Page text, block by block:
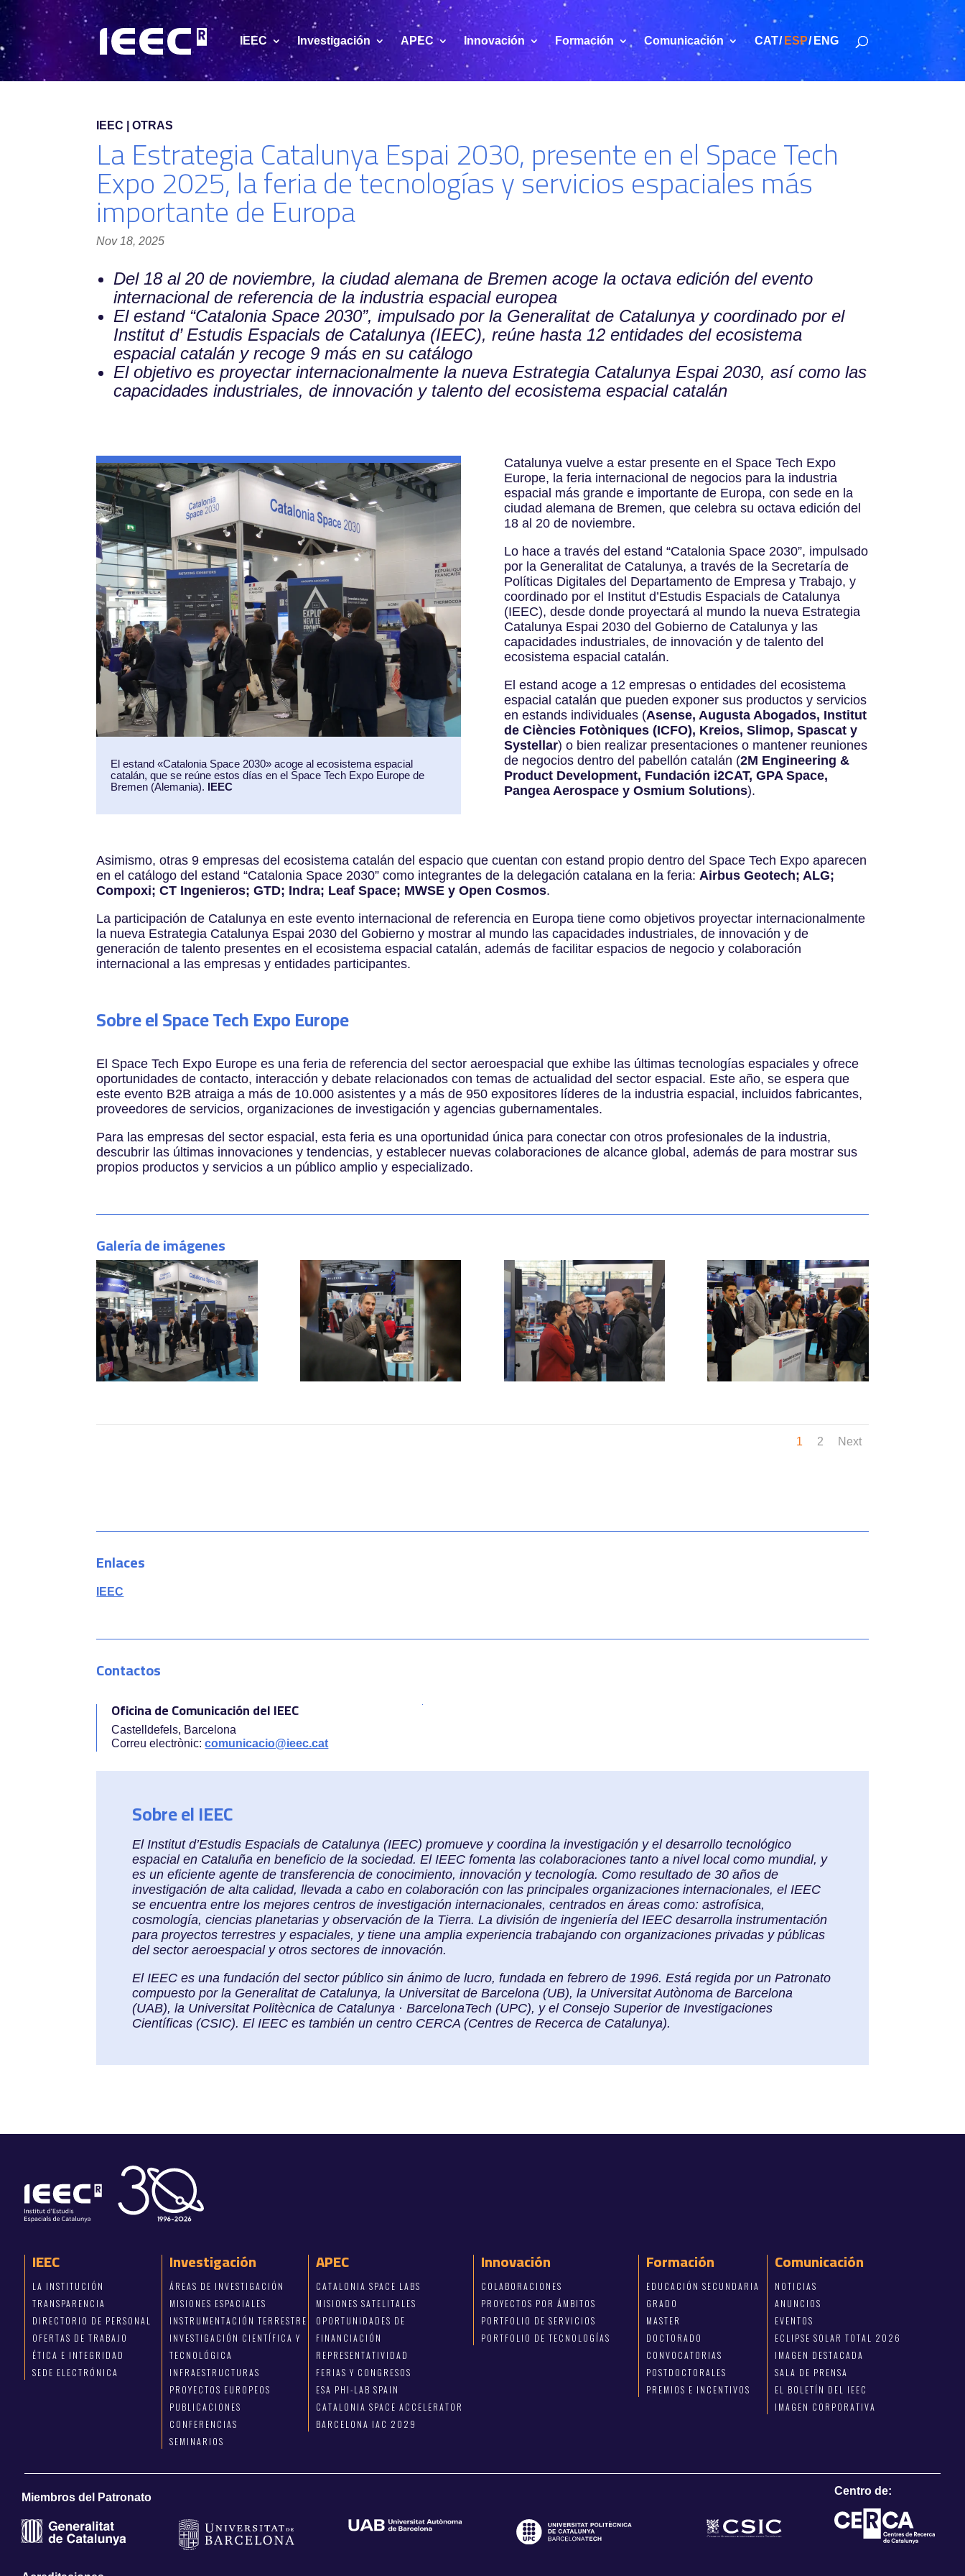
IEEC Investigación APEC Innovación Formación Comunicación CAT ESP ENG
IEEC | OTRAS
La Estrategia Catalunya Espai 2030, presente en el Space Tech
Expo 2025, la feria de tecnologías y servicios espaciales más
importante de Europa
Nov 18, 2025
Del 18 al 20 de noviembre, la ciudad alemana de Bremen acoge la octava edición del evento
internacional de referencia de la industria espacial europea
El estand “Catalonia Space 2030”, impulsado por la Generalitat de Catalunya y coordinado por el
Institut d’ Estudis Espacials de Catalunya (IEEC), reúne hasta 12 entidades del ecosistema
espacial catalán y recoge 9 más en su catálogo
El objetivo es proyectar internacionalmente la nueva Estrategia Catalunya Espai 2030, así como las
capacidades industriales, de innovación y talento del ecosistema espacial catalán
El estand «Catalonia Space 2030» acoge al ecosistema espacial
catalán, que se reúne estos días en el Space Tech Expo Europe de
Bremen (Alemania). IEEC
Catalunya vuelve a estar presente en el Space Tech Expo
Europe, la feria internacional de negocios para la industria
espacial más grande e importante de Europa, con sede en la
ciudad alemana de Bremen, que celebra su octava edición del
18 al 20 de noviembre.
Lo hace a través del estand “Catalonia Space 2030”, impulsado
por la Generalitat de Catalunya, a través de la Secretaría de
Políticas Digitales del Departamento de Empresa y Trabajo, y
coordinado por el Institut d’Estudis Espacials de Catalunya
(IEEC), desde donde proyectará al mundo la nueva Estrategia
Catalunya Espai 2030 del Gobierno de Catalunya y las
capacidades industriales, de innovación y de talento del
ecosistema espacial catalán.
El estand acoge a 12 empresas o entidades del ecosistema
espacial catalán que pueden exponer sus productos y servicios
en estands individuales (Asense, Augusta Abogados, Institut
de Ciències Fotòniques (ICFO), Kreios, Slimop, Spascat y
Systellar) o bien realizar presentaciones o mantener reuniones
de negocios dentro del pabellón catalán (2M Engineering &
Product Development, Fundación i2CAT, GPA Space,
Pangea Aerospace y Osmium Solutions).
Asimismo, otras 9 empresas del ecosistema catalán del espacio que cuentan con estand propio dentro del Space Tech Expo aparecen
en el catálogo del estand “Catalonia Space 2030” como integrantes de la delegación catalana en la feria: Airbus Geotech; ALG;
Compoxi; CT Ingenieros; GTD; Indra; Leaf Space; MWSE y Open Cosmos.
La participación de Catalunya en este evento internacional de referencia en Europa tiene como objetivos proyectar internacionalmente
la nueva Estrategia Catalunya Espai 2030 del Gobierno y mostrar al mundo las capacidades industriales, de innovación y de
generación de talento presentes en el ecosistema espacial catalán, además de facilitar espacios de negocio y colaboración
internacional a las empresas y entidades participantes.
Sobre el Space Tech Expo Europe
El Space Tech Expo Europe es una feria de referencia del sector aeroespacial que exhibe las últimas tecnologías espaciales y ofrece
oportunidades de contacto, interacción y debate relacionados con temas de actualidad del sector espacial. Este año, se espera que
este evento B2B atraiga a más de 10.000 asistentes y a más de 950 expositores líderes de la industria espacial, incluidos fabricantes,
proveedores de servicios, organizaciones de investigación y agencias gubernamentales.
Para las empresas del sector espacial, esta feria es una oportunidad única para conectar con otros profesionales de la industria,
descubrir las últimas innovaciones y tendencias, y establecer nuevas colaboraciones de alcance global, además de para mostrar sus
propios productos y servicios a un público amplio y especializado.
Galería de imágenes
1 2 Next
Enlaces
IEEC
Contactos
Oficina de Comunicación del IEEC
Castelldefels, Barcelona
Correu electrònic:comunicacio@ieec.cat
Sobre el IEEC
El Institut d’Estudis Espacials de Catalunya (IEEC) promueve y coordina la investigación y el desarrollo tecnológico
espacial en Cataluña en beneficio de la sociedad. El IEEC fomenta las colaboraciones tanto a nivel local como mundial, y
es un eficiente agente de transferencia de conocimiento, innovación y tecnología. Como resultado de 30 años de
investigación de alta calidad, llevada a cabo en colaboración con las principales organizaciones internacionales, el IEEC
se encuentra entre los mejores centros de investigación internacionales, centrados en áreas como: astrofísica,
cosmología, ciencias planetarias y observación de la Tierra. La división de ingeniería del IEEC desarrolla instrumentación
para proyectos terrestres y espaciales, y tiene una amplia experiencia trabajando con organizaciones privadas y públicas
del sector aeroespacial y otros sectores de innovación.
El IEEC es una fundación del sector público sin ánimo de lucro, fundada en febrero de 1996. Está regida por un Patronato
compuesto por la Generalitat de Catalunya, la Universitat de Barcelona (UB), la Universitat Autònoma de Barcelona
(UAB), la Universitat Politècnica de Catalunya · BarcelonaTech (UPC), y el Consejo Superior de Investigaciones
Científicas (CSIC). El IEEC es también un centro CERCA (Centres de Recerca de Catalunya).
IEEC
LA INSTITUCIÓN
TRANSPARENCIA
DIRECTORIO DE PERSONAL
OFERTAS DE TRABAJO
ÉTICA E INTEGRIDAD
SEDE ELECTRÓNICA
Investigación
ÁREAS DE INVESTIGACIÓN
MISIONES ESPACIALES
INSTRUMENTACIÓN TERRESTRE
INVESTIGACIÓN CIENTÍFICA Y
TECNOLÓGICA
INFRAESTRUCTURAS
PROYECTOS EUROPEOS
PUBLICACIONES
CONFERENCIAS
SEMINARIOS
APEC
CATALONIA SPACE LABS
MISIONES SATELITALES
OPORTUNIDADES DE
FINANCIACIÓN
REPRESENTATIVIDAD
FERIAS Y CONGRESOS
ESA PHI-LAB SPAIN
CATALONIA SPACE ACCELERATOR
BARCELONA IAC 2029
Innovación
COLABORACIONES
PROYECTOS POR ÁMBITOS
PORTFOLIO DE SERVICIOS
PORTFOLIO DE TECNOLOGÍAS
Formación
EDUCACIÓN SECUNDARIA
GRADO
MASTER
DOCTORADO
CONVOCATORIAS
POSTDOCTORALES
PREMIOS E INCENTIVOS
Comunicación
NOTICIAS
ANUNCIOS
EVENTOS
ECLIPSE SOLAR TOTAL 2026
IMAGEN DESTACADA
SALA DE PRENSA
EL BOLETÍN DEL IEEC
IMAGEN CORPORATIVA
Miembros del Patronato
Centro de: